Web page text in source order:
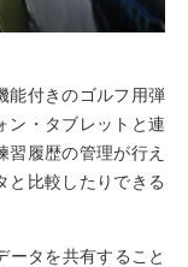
能付きのゴルフ用弾
ン・タブレットと連
習履歴の管理が行え
と比較したりできる
ータを共有すること